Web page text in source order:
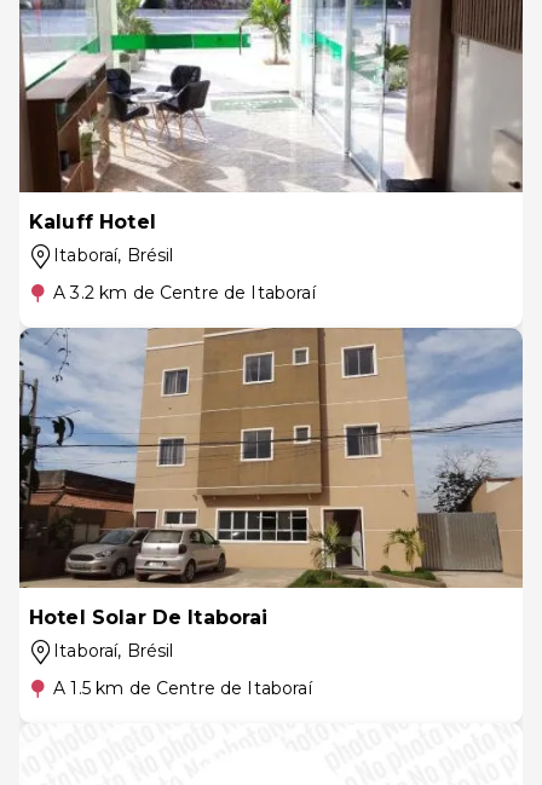
Kaluff Hotel
Itaboraí, Brésil
A 3.2 km de Centre de Itaboraí
Hotel Solar De Itaborai
Itaboraí, Brésil
A 1.5 km de Centre de Itaboraí